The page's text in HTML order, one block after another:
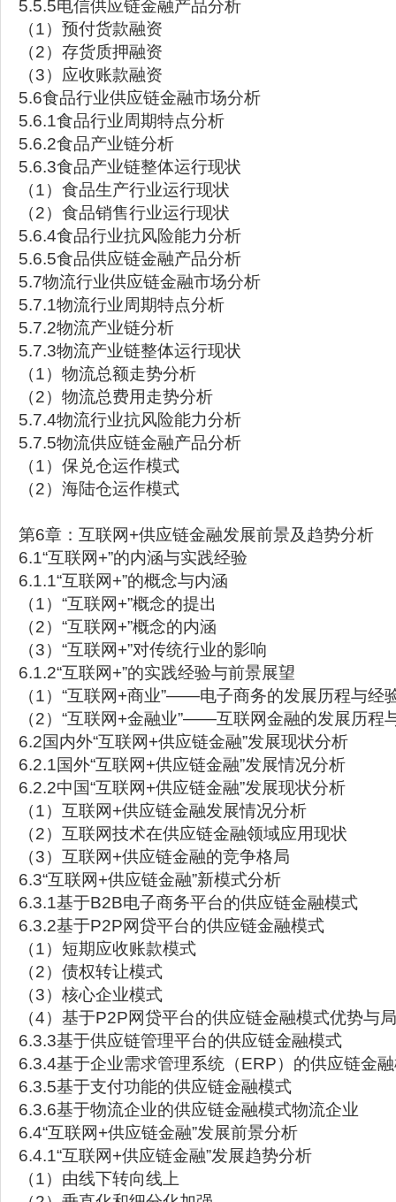
5.5.5电信供应链金融产品分析
（1）预付货款融资
（2）存货质押融资
（3）应收账款融资
5.6食品行业供应链金融市场分析
5.6.1食品行业周期特点分析
5.6.2食品产业链分析
5.6.3食品产业链整体运行现状
（1）食品生产行业运行现状
（2）食品销售行业运行现状
5.6.4食品行业抗风险能力分析
5.6.5食品供应链金融产品分析
5.7物流行业供应链金融市场分析
5.7.1物流行业周期特点分析
5.7.2物流产业链分析
5.7.3物流产业链整体运行现状
（1）物流总额走势分析
（2）物流总费用走势分析
5.7.4物流行业抗风险能力分析
5.7.5物流供应链金融产品分析
（1）保兑仓运作模式
（2）海陆仓运作模式
第6章：互联网+供应链金融发展前景及趋势分析
6.1“互联网+”的内涵与实践经验
6.1.1“互联网+”的概念与内涵
（1）“互联网+”概念的提出
（2）“互联网+”概念的内涵
（3）“互联网+”对传统行业的影响
6.1.2“互联网+”的实践经验与前景展望
（1）“互联网+商业”——电子商务的发展历程与经
（2）“互联网+金融业”——互联网金融的发展历程
6.2国内外“互联网+供应链金融”发展现状分析
6.2.1国外“互联网+供应链金融”发展情况分析
6.2.2中国“互联网+供应链金融”发展现状分析
（1）互联网+供应链金融发展情况分析
（2）互联网技术在供应链金融领域应用现状
（3）互联网+供应链金融的竞争格局
6.3“互联网+供应链金融”新模式分析
6.3.1基于B2B电子商务平台的供应链金融模式
6.3.2基于P2P网贷平台的供应链金融模式
（1）短期应收账款模式
（2）债权转让模式
（3）核心企业模式
（4）基于P2P网贷平台的供应链金融模式优势与
6.3.3基于供应链管理平台的供应链金融模式
6.3.4基于企业需求管理系统（ERP）的供应链金
6.3.5基于支付功能的供应链金融模式
6.3.6基于物流企业的供应链金融模式物流企业
6.4“互联网+供应链金融”发展前景分析
6.4.1“互联网+供应链金融”发展趋势分析
（1）由线下转向线上